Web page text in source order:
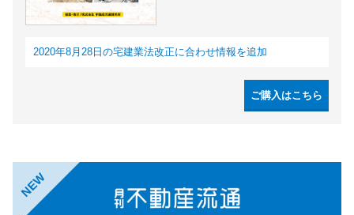
2020年8月28日の宅建業法改正に合わせ情報を追加
ご購入はこちら
NEW